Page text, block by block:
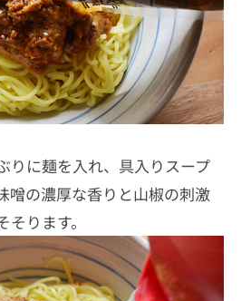
りに麺を入れ、具入りスープ
噌の濃厚な香りと山椒の刺激
ります。